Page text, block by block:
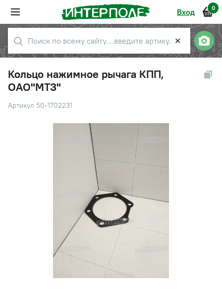
Вход 0
✕
Кольцо нажимное рычага КПП,
ОАО"МТЗ"
Артикул 50-1702231